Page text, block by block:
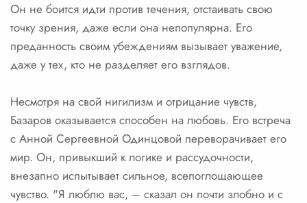
Он не боится идти против течения, отстаивать свою
точку зрения, даже если она непопулярна. Его
преданность своим убеждениям вызывает уважение,
даже у тех, кто не разделяет его взглядов.
Несмотря на свой нигилизм и отрицание чувств,
Базаров оказывается способен на любовь. Его встреча
с Анной Сергеевной Одинцовой переворачивает его
мир. Он, привыкший к логике и рассудочности,
внезапно испытывает сильное, всепоглощающее
чувство. "Я люблю вас, – сказал он почти злобно и с